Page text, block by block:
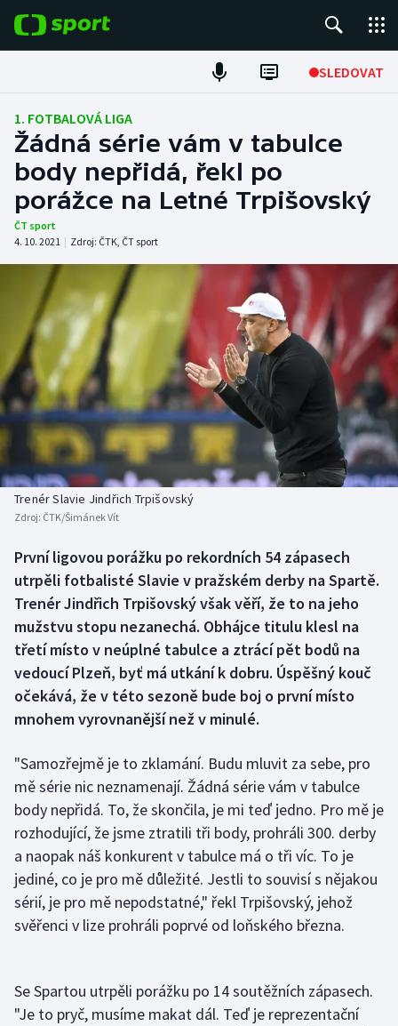
SLEDOVAT
Fotbal
Hokej
Tenis
Atletika
Cyklistika
DALŠÍ SPORTY
Americký fotbal
Baseball a softbal
Basketbal
Biatlon
Box
Curling
Dostihy
Florbal
Futsal
Golf
Gymnastika
Házená
Jezdectví
Krasobruslení
NEPŘEHLÉDNĚTE
Soutěže
Historické návraty
Aplikace ČT sport
1. FOTBALOVÁ LIGA
Žádná série vám v tabulce
body nepřidá, řekl po
porážce na Letné Trpišovský
ČT sport
4. 10. 2021 | Zdroj: ČTK, ČT sport
Trenér Slavie Jindřich Trpišovský
Zdroj: ČTK/Šimánek Vít
První ligovou porážku po rekordních 54 zápasech
utrpěli fotbalisté Slavie v pražském derby na Spartě.
Trenér Jindřich Trpišovský však věří, že to na jeho
mužstvu stopu nezanechá. Obhájce titulu klesl na
třetí místo v neúplné tabulce a ztrácí pět bodů na
vedoucí Plzeň, byť má utkání k dobru. Úspěšný kouč
očekává, že v této sezoně bude boj o první místo
mnohem vyrovnanější než v minulé.
"Samozřejmě je to zklamání. Budu mluvit za sebe, pro
mě série nic neznamenají. Žádná série vám v tabulce
body nepřidá. To, že skončila, je mi teď jedno. Pro mě je
rozhodující, že jsme ztratili tři body, prohráli 300. derby
a naopak náš konkurent v tabulce má o tři víc. To je
jediné, co je pro mě důležité. Jestli to souvisí s nějakou
sérií, je pro mě nepodstatné," řekl Trpišovský, jehož
svěřenci v lize prohráli poprvé od loňského března.
Se Spartou utrpěli porážku po 14 soutěžních zápasech.
"Je to pryč, musíme makat dál. Teď je reprezentační